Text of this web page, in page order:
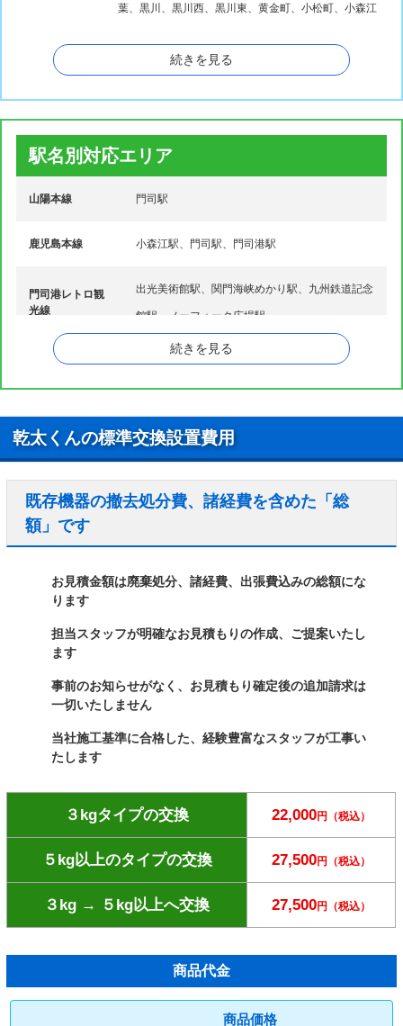
葉、黒川、黒川西、黒川東、黄金町、小松町、小森江
栄町、猿喰、寺内、下二十町、下馬寄、社ノ木、庄司
町、白野江、城山町、新開、新原町、新門司、新門司
北、瀬戸町
タ行
山町、高砂町、高田、太刀浦海岸、谷町、田野浦、田
野浦海岸、恒見、恒見町
ナ行
永黒、長谷、中二十町、中町、鳴竹、西海岸、錦町、
畑、畑田町、浜町、羽山、原町別院、東新町、東本
町、広石、藤松、二タ松町、不老町、別院、法師庵、
松崎町、松原、丸山、丸山吉野町、緑ケ丘、港町、南
本町、門司、元清滝、桃山台
ヤ行 柳原町、柳町、矢筈町
続きを見る
駅名別対応エリア
山陽本線 門司駅
鹿児島本線 小森江駅、門司駅、門司港駅
門司港レトロ観
光線
出光美術館駅、関門海峡めかり駅、九州鉄道記念
館駅、ノーフォーク広場駅
続きを見る
乾太くんの標準交換設置費用
既存機器の撤去処分費、諸経費を含めた「総
額」です
お見積金額は廃棄処分、諸経費、出張費込みの総額にな
ります
担当スタッフが明確なお見積もりの作成、ご提案いたし
ます
事前のお知らせがなく、お見積もり確定後の追加請求は
一切いたしません
当社施工基準に合格した、経験豊富なスタッフが工事い
たします
３kgタイプの交換 22,000円（税込）
５kg以上のタイプの交換 27,500円（税込）
３kg → ５kg以上へ交換 27,500円（税込）
商品代金
商品価格